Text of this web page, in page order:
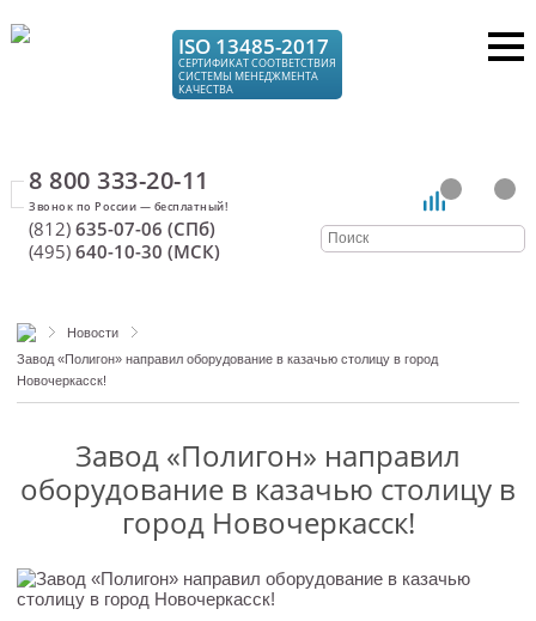
ISO 13485-2017
СЕРТИФИКАТ СООТВЕТСТВИЯ
СИСТЕМЫ МЕНЕДЖМЕНТА
КАЧЕСТВА
8 800 333-20-11
(812) 635-07-06 (СПб)
(495) 640-10-30 (МСК)
Новости
Завод «Полигон» направил оборудование в казачью столицу в город
Новочеркасск!
Завод «Полигон» направил
оборудование в казачью столицу в
город Новочеркасск!